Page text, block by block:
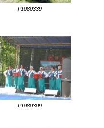
P1080339
P1080309